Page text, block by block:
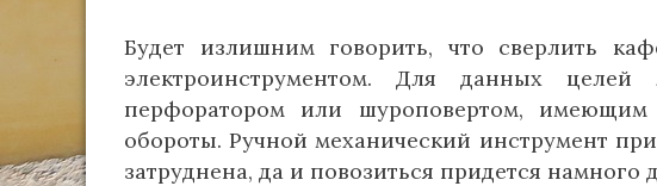
Будет излишним говорить, что сверлить
электроинструментом. Для данных целей
перфоратором или шуроповертом, имеющим
обороты. Ручной механический инструмент
затруднена, да и повозиться придется намного